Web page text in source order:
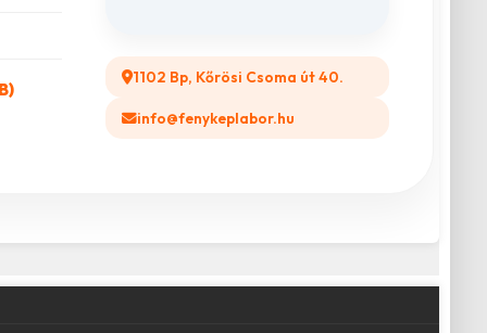
1102 Bp, Kőrösi Csoma út 40.
info@fenykeplabor.hu